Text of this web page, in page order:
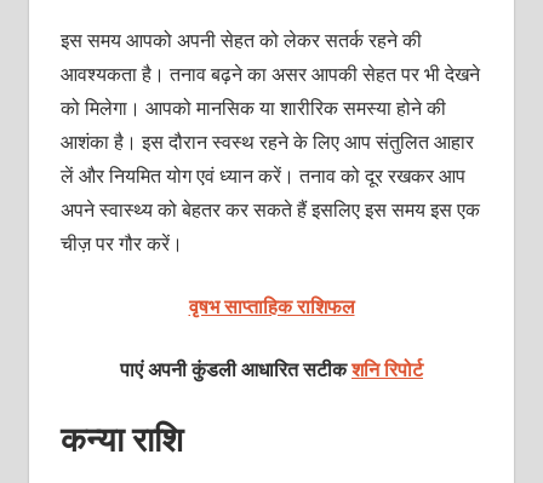
इस समय आपको अपनी सेहत को लेकर सतर्क रहने की
आवश्‍यकता है। तनाव बढ़ने का असर आपकी सेहत पर भी देखने
को मिलेगा। आपको मानसिक या शारीरिक समस्‍या होने की
आशंका है। इस दौरान स्‍वस्‍थ रहने के लिए आप संतुलित आहार
लें और नियमित योग एवं ध्‍यान करें। तनाव को दूर रखकर आप
अपने स्‍वास्‍थ्‍य को बेहतर कर सकते हैं इसलिए इस समय इस एक
चीज़ पर गौर करें।
वृषभ साप्ताहिक राशिफल
पाएं अपनी कुंडली आधारित सटीकशनि रिपोर्ट
कन्‍या राशि